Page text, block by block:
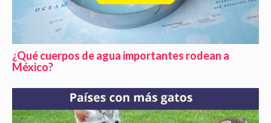
¿Qué cuerpos de agua importantes rodean a
México?